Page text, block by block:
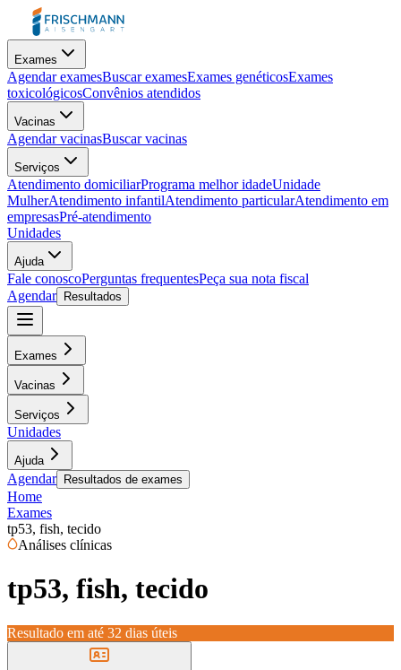
Exames
Agendar examesBuscar examesExames genéticosExames
toxicológicosConvênios atendidos
Vacinas
Agendar vacinasBuscar vacinas
Serviços
Atendimento domiciliarPrograma melhor idadeUnidade
MulherAtendimento infantilAtendimento particularAtendimento em
empresasPré-atendimento
Unidades
Ajuda
Fale conoscoPerguntas frequentesPeça sua nota fiscal
Agendar
Resultados
Exames
Vacinas
Serviços
Unidades
Ajuda
Agendar Resultados de exames
Home
Exames
tp53, fish, tecido
Análises clínicas
tp53, fish, tecido
Resultado em até 32 dias úteis